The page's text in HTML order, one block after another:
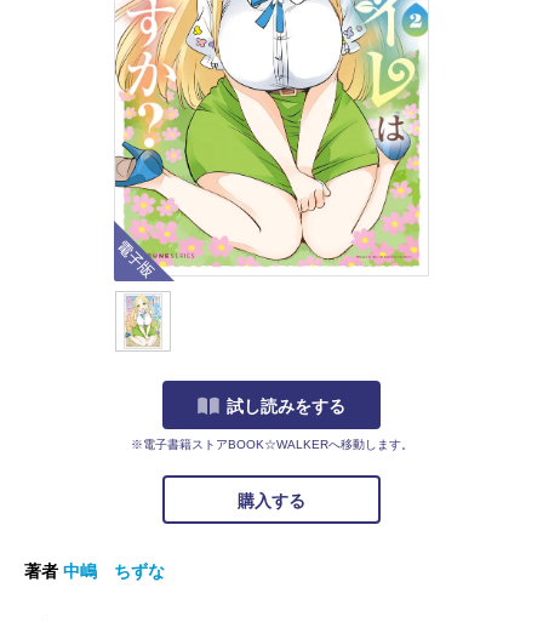
電子版
試し読みをする
※電子書籍ストアBOOK☆WALKERへ移動します。
購入する
著者 中嶋 ちずな